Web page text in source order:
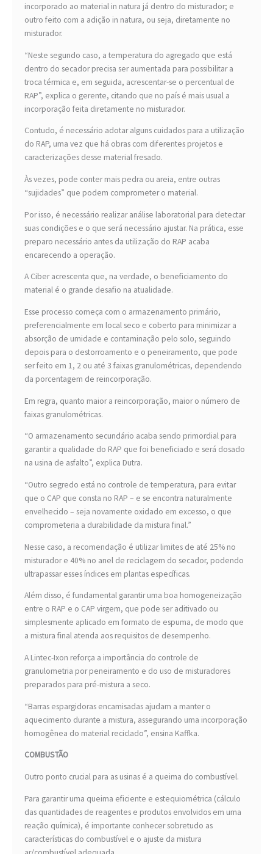
incorporado ao material in natura já dentro do misturador; e
outro feito com a adição in natura, ou seja, diretamente no
misturador.
“Neste segundo caso, a temperatura do agregado que está
dentro do secador precisa ser aumentada para possibilitar a
troca térmica e, em seguida, acrescentar-se o percentual de
RAP”, explica o gerente, citando que no país é mais usual a
incorporação feita diretamente no misturador.
Contudo, é necessário adotar alguns cuidados para a utilização
do RAP, uma vez que há obras com diferentes projetos e
caracterizações desse material fresado.
Às vezes, pode conter mais pedra ou areia, entre outras
“sujidades” que podem comprometer o material.
Por isso, é necessário realizar análise laboratorial para detectar
suas condições e o que será necessário ajustar. Na prática, esse
preparo necessário antes da utilização do RAP acaba
encarecendo a operação.
A Ciber acrescenta que, na verdade, o beneficiamento do
material é o grande desafio na atualidade.
Esse processo começa com o armazenamento primário,
preferencialmente em local seco e coberto para minimizar a
absorção de umidade e contaminação pelo solo, seguindo
depois para o destorroamento e o peneiramento, que pode
ser feito em 1, 2 ou até 3 faixas granulométricas, dependendo
da porcentagem de reincorporação.
Em regra, quanto maior a reincorporação, maior o número de
faixas granulométricas.
“O armazenamento secundário acaba sendo primordial para
garantir a qualidade do RAP que foi beneficiado e será dosado
na usina de asfalto”, explica Dutra.
“Outro segredo está no controle de temperatura, para evitar
que o CAP que consta no RAP – e se encontra naturalmente
envelhecido – seja novamente oxidado em excesso, o que
comprometeria a durabilidade da mistura final.”
Nesse caso, a recomendação é utilizar limites de até 25% no
misturador e 40% no anel de reciclagem do secador, podendo
ultrapassar esses índices em plantas específicas.
Além disso, é fundamental garantir uma boa homogeneização
entre o RAP e o CAP virgem, que pode ser aditivado ou
simplesmente aplicado em formato de espuma, de modo que
a mistura final atenda aos requisitos de desempenho.
A Lintec-Ixon reforça a importância do controle de
granulometria por peneiramento e do uso de misturadores
preparados para pré-mistura a seco.
“Barras espargidoras encamisadas ajudam a manter o
aquecimento durante a mistura, assegurando uma incorporação
homogênea do material reciclado”, ensina Kaffka.
COMBUSTÃO
Outro ponto crucial para as usinas é a queima do combustível.
Para garantir uma queima eficiente e estequiométrica (cálculo
das quantidades de reagentes e produtos envolvidos em uma
reação química), é importante conhecer sobretudo as
características do combustível e o ajuste da mistura